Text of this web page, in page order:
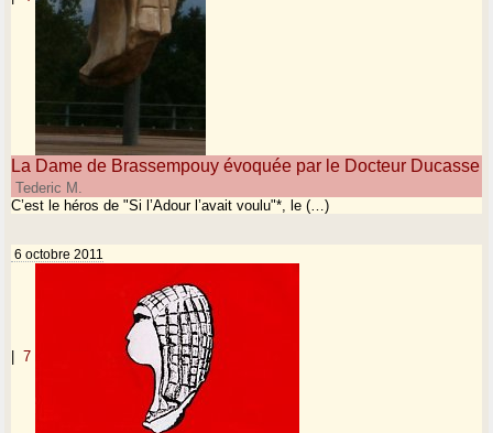
La Dame de Brassempouy évoquée par le Docteur Ducasse
Tederic M.
C’est le héros de "Si l’Adour l’avait voulu"*, le (…)
6 octobre 2011
7